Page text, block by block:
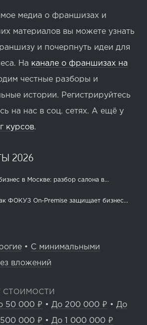
медиа о франшизах и
материалов вы можете узнать
и почерпнуть идеи для
На канале о франшизах на
честные разборы и
истории. Регистрируйтесь
на нас в соц. сетях. А ещё у
курсов.
2026
в Москве: разбор салона в...
ФОКУЗ On-Premise защищает бизнес...
• С минимальными
вложений
СТОИМОСТИ
50 000 ₽ • До 200 000 ₽ • До
000 ₽ • До 1 000 000 ₽